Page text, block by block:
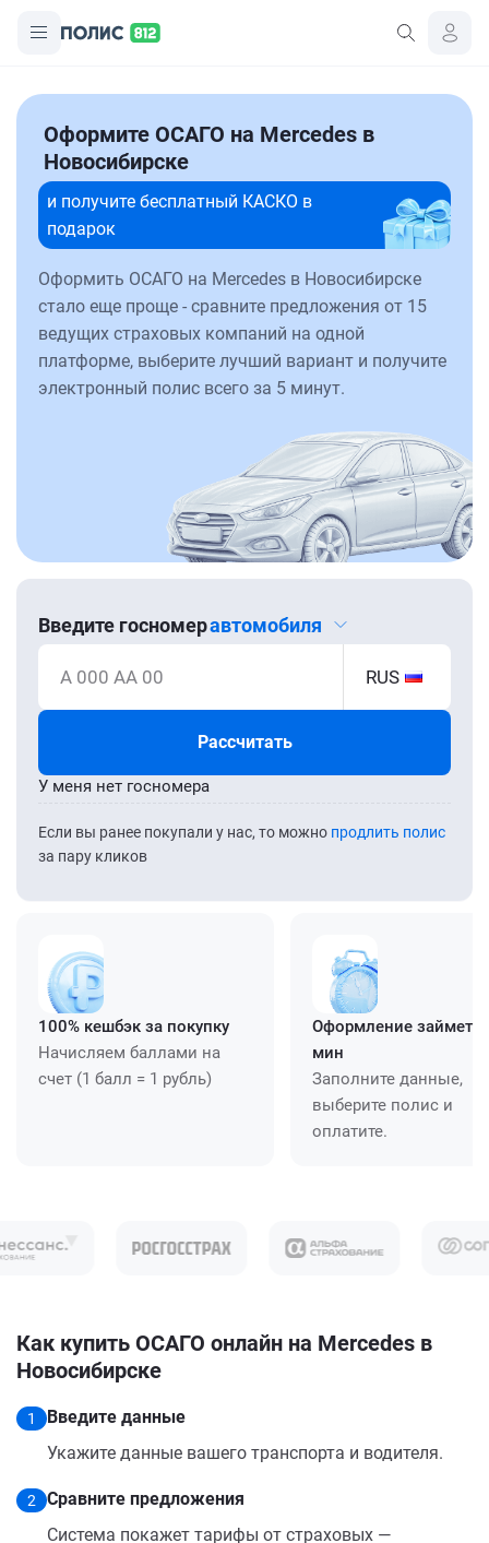
Оформите ОСАГО на Mercedes в
Новосибирске
и получите бесплатный КАСКО в
подарок
Оформить ОСАГО на Mercedes в Новосибирске
стало еще проще - сравните предложения от 15
ведущих страховых компаний на одной
платформе, выберите лучший вариант и получите
электронный полис всего за 5 минут.
Введите госномеравтомобиля
А 000 АА 00 RUS
Рассчитать
Если вы ранее покупали у нас, то можно продлить полис
за пару кликов
У меня нет госномера
100% кешбэк за покупку
Начисляем баллами на
счет (1 балл = 1 рубль)
Оформление займет
мин
Заполните данные,
выберите полис и
оплатите.
Как купить ОСАГО онлайн на Mercedes в
Новосибирске
1
Введите данные
Укажите данные вашего транспорта и водителя.
2
Сравните предложения
Система покажет тарифы от страховых —